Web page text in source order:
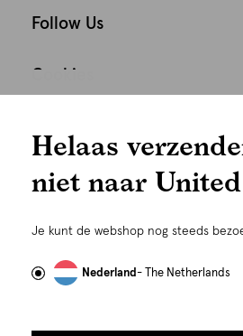
graag
gebruiken wij cookies en
om advertenties te
Follow Us
Helaas
niet naar
Je kunt de webshop nog steeds
Nederland- The Netherlands